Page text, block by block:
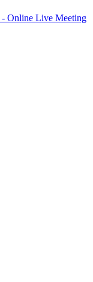
- Online Live Meeting